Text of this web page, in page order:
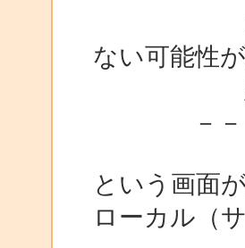
アプリケ
ない可能性
展開で
－－－－
という画面
ローカル（